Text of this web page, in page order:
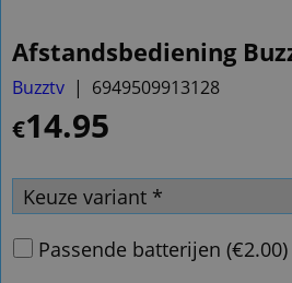
Afstandsbediening
Buzztv 6949509913128
€14.95
Passende batterijen (€2.00)